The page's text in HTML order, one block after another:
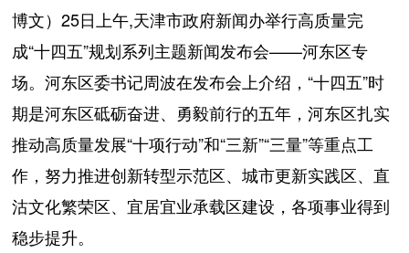
博文）25日上午,天津市政府新闻办举行高质量完
成“十四五”规划系列主题新闻发布会——河东区专
场。河东区委书记周波在发布会上介绍，“十四五”时
期是河东区砥砺奋进、勇毅前行的五年，河东区扎实
推动高质量发展“十项行动”和“三新”“三量”等重点工
作，努力推进创新转型示范区、城市更新实践区、直
沽文化繁荣区、宜居宜业承载区建设，各项事业得到
稳步提升。